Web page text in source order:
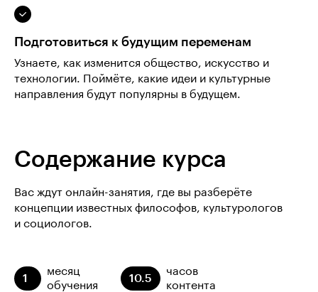
Подготовиться к будущим переменам
Узнаете, как изменится общество, искусство и
технологии. Поймёте, какие идеи и культурные
направления будут популярны в будущем.
Содержание курса
Вас ждут онлайн-занятия, где вы разберёте
концепции известных философов, культурологов
и социологов.
1
месяц
обучения
10.5
часов
контента